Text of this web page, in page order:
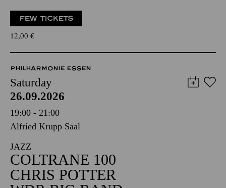
FEW TICKETS
12,00 €
PHILHARMONIE ESSEN
Saturday
26.09.2026
19:00 - 21:00
Alfried Krupp Saal
JAZZ
COLTRANE 100
CHRIS POTTER